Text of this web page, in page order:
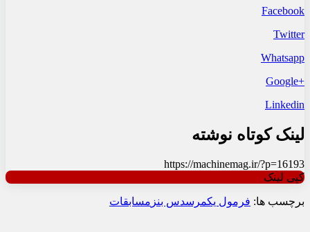
Facebook
Twitter
Whatsapp
+Google
Linkedin
لینک کوتاه نوشته
https://machinemag.ir/?p=16193
کپی لینک
برچسب ها: فرمول یکمرسدس بنز مسابقات